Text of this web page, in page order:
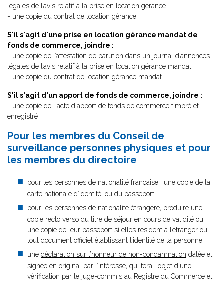
légales de l’avis relatif à la prise en location gérance
- une copie du contrat de location gérance
S'il s'agit d'une prise en location gérance mandat de
fonds de commerce, joindre :
- une copie de l’attestation de parution dans un journal d’annonces
légales de l’avis relatif à la prise en location gérance mandat
- une copie du contrat de location gérance mandat
S'il s'agit d'un apport de fonds de commerce, joindre :
- une copie de l'acte d'apport de fonds de commerce timbré et
enregistré
Pour les membres du Conseil de
surveillance personnes physiques et pour
les membres du directoire
pour les personnes de nationalité française : une copie de la
carte nationale d’identité, ou du passeport
pour les personnes de nationalité étrangère, produire une
copie recto verso du titre de séjour en cours de validité ou
une copie de leur passeport si elles résident à l’étranger ou
tout document officiel établissant l’identité de la personne
une déclaration sur l’honneur de non-condamnation datée et
signée en original par l’intéressé, qui fera l'objet d'une
vérification par le juge-commis au Registre du Commerce et